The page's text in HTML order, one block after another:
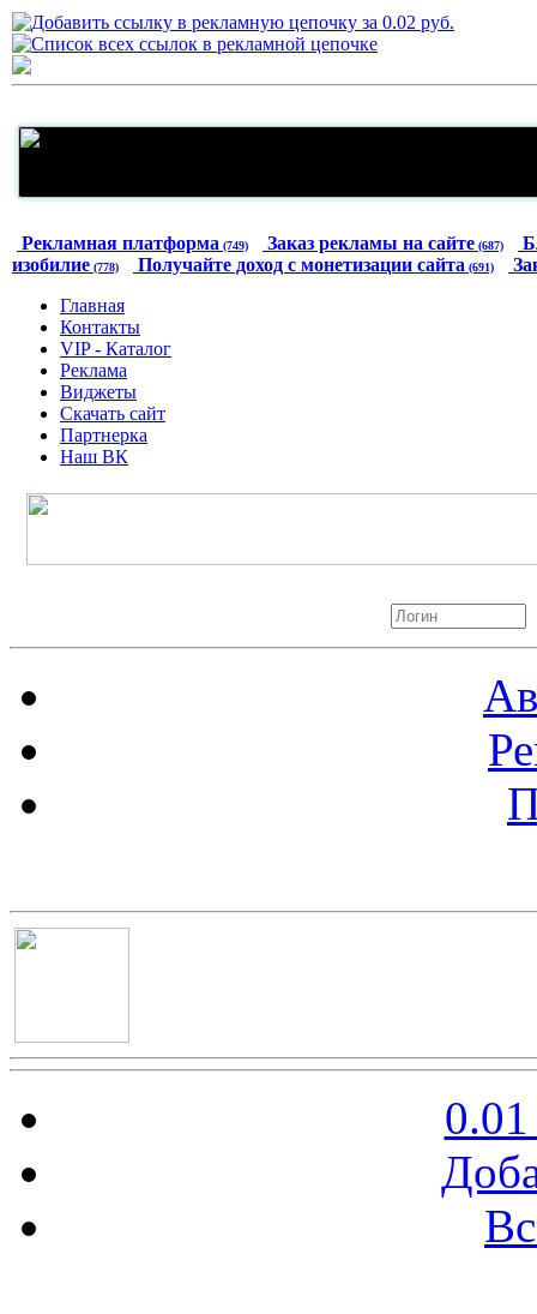
Рекламная платформа (749) Заказ рекламы на сайте (687)
изобилие (778) Получайте доход с монетизации сайта (691)
Главная
Контакты
VIP - Каталог
Реклама
Виджеты
Скачать сайт
Партнерка
Наш ВК